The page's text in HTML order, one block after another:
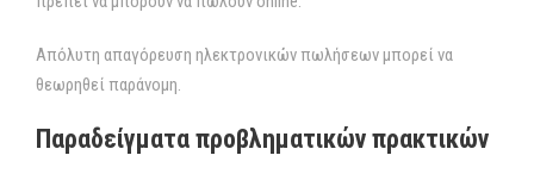
Απόλυτη απαγόρευση ηλεκτρονικών πωλήσεων μπορεί να
θεωρηθεί παράνομη.
Παραδείγματα προβληματικών πρακτικών